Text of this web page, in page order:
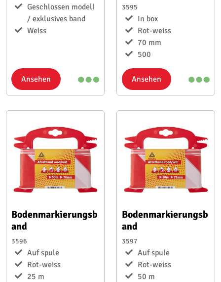
Geschlossen modell
/ exklusives band
Weiss
Ansehen
3595
In box
Rot-weiss
70 mm
500
Ansehen
Bodenmarkierungsb
and
3596
Auf spule
Rot-weiss
25 m
Bodenmarkierungsb
and
3597
Auf spule
Rot-weiss
50 m